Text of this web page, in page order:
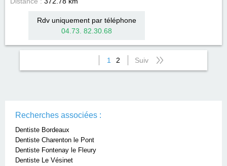
Rdv uniquement par téléphone
04.73. 82.30.68
1 2 Suiv
Recherches associées :
Dentiste Bordeaux
Dentiste Charenton le Pont
Dentiste Fontenay le Fleury
Dentiste Le Vésinet